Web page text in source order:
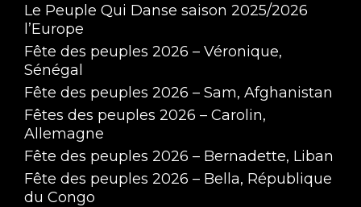
Le Peuple Qui Danse saison 2025/2026
l’Europe
Fête des peuples 2026 – Véronique,
Sénégal
Fête des peuples 2026 – Sam, Afghanistan
Fêtes des peuples 2026 – Carolin,
Allemagne
Fête des peuples 2026 – Bernadette, Liban
Fête des peuples 2026 – Bella, République
du Congo